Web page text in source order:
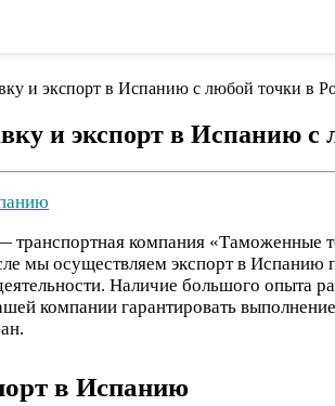
и экспорт в Испанию с любой точки в
и экспорт в Испанию с
транспортная компания «Таможенные
мы осуществляем экспорт в Испанию
Наличие большого опыта
компании гарантировать
в Испанию